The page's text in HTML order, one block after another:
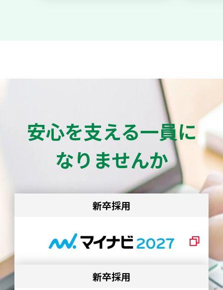
安心を支える一員に
なりませんか
新卒採用
新卒採用